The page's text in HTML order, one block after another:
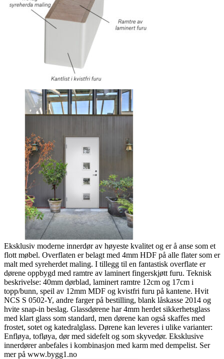
Eksklusiv moderne innerdør av høyeste kvalitet og er å anse som et
flott møbel. Overflaten er belagt med 4mm HDF på alle flater som er
malt med syreherdet maling. I tillegg til en fantastisk overflate er
dørene oppbygd med ramtre av laminert fingerskjøtt furu. Teknisk
beskrivelse: 40mm dørblad, laminert ramtre 12cm og 17cm i
topp/bunn, speil av 12mm MDF og kvistfri furu på kantene. Hvit
NCS S 0502-Y, andre farger på bestilling, blank låskasse 2014 og
hvite snap-in beslag. Glassdørene har 4mm herdet sikkerhetsglass
med klart glass som standard, men dørene kan også skaffes med
frostet, sotet og katedralglass. Dørene kan leveres i ulike varianter:
Enfløya, tofløya, dør med sidefelt og som skyvedør. Eksklusive
innerdører anbefales i kombinasjon med karm med dempelist. Ser
mer på www.bygg1.no